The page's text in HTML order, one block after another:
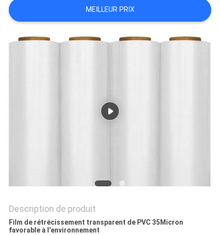
DEMANDEZ
UNE
CONFIDENTIALITÉ
MEILLEUR PRIX
Description de produit
Film de rétrécissement transparent de PVC 35Micron
favorable à l'environnement